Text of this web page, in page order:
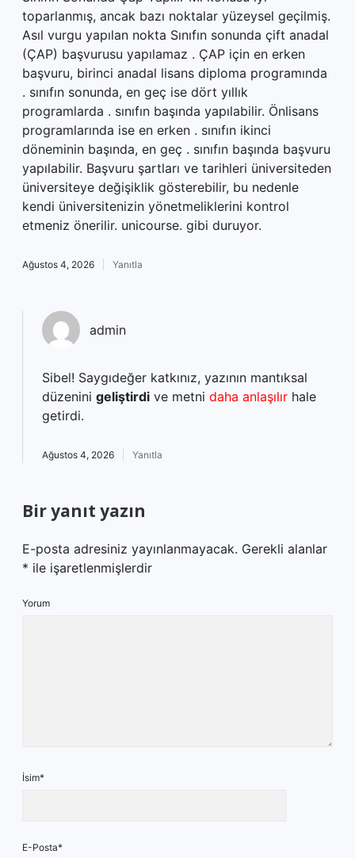
toparlanmış, ancak bazı noktalar yüzeysel geçilmiş.
Asıl vurgu yapılan nokta Sınıfın sonunda çift anadal
(ÇAP) başvurusu yapılamaz . ÇAP için en erken
başvuru, birinci anadal lisans diploma programında
. sınıfın sonunda, en geç ise dört yıllık
programlarda . sınıfın başında yapılabilir. Önlisans
programlarında ise en erken . sınıfın ikinci
döneminin başında, en geç . sınıfın başında başvuru
yapılabilir. Başvuru şartları ve tarihleri üniversiteden
üniversiteye değişiklik gösterebilir, bu nedenle
kendi üniversitenizin yönetmeliklerini kontrol
etmeniz önerilir. unicourse. gibi duruyor.
Ağustos 4, 2026 Yanıtla
admin
Sibel! Saygıdeğer katkınız, yazının mantıksal
düzenini geliştirdi ve metni daha anlaşılır hale
getirdi.
Ağustos 4, 2026 Yanıtla
Bir yanıt yazın
E-posta adresiniz yayınlanmayacak. Gerekli alanlar
* ile işaretlenmişlerdir
Yorum
İsim*
E-Posta*